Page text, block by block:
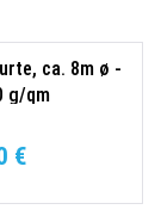
ca. 8m ø -
g/qm
€